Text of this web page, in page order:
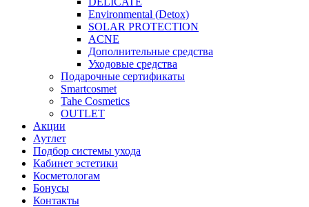
Environmental (Detox)
SOLAR PROTECTION
АCNE
Дополнительные средства
Уходовые средства
Подарочные сертификаты
Smartcosmet
Tahe Cosmetics
OUTLET
Акции
Аутлет
Подбор системы ухода
Кабинет эстетики
Косметологам
Бонусы
Контакты